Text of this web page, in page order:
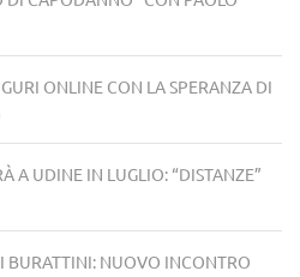
ONLINE CON LA SPERANZA DI
A UDINE IN LUGLIO: “DISTANZE”
BURATTINI: NUOVO INCONTRO